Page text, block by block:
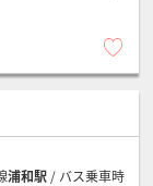
浦和駅 / バス乗車時